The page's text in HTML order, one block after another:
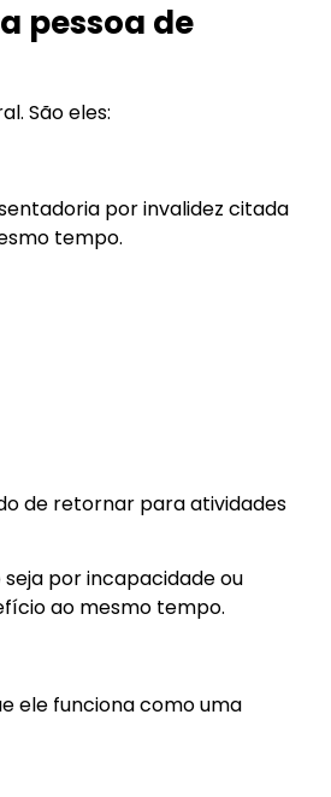
pessoa de
São eles:
por invalidez citada
tempo.
de retornar para atividades
por incapacidade ou
ao mesmo tempo.
ele funciona como uma